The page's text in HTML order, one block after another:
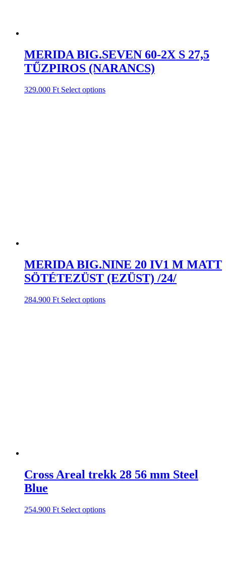
MERIDA BIG.SEVEN 60-2X S 27,5
TŰZPIROS (NARANCS)
329.000 Ft Select options
MERIDA BIG.NINE 20 IV1 M MATT
SÖTÉTEZÜST (EZÜST) /24/
284.900 Ft Select options
Cross Areal trekk 28 56 mm Steel
Blue
254.900 Ft Select options